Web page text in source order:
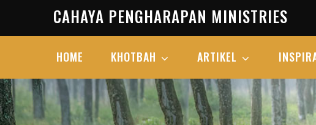
content
CAHAYA PENGHARAPAN MINISTRIES
HOME KHOTBAH ARTIKEL